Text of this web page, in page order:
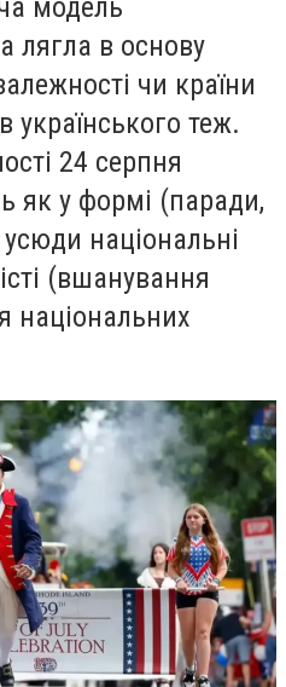
лягла в основу
чи країни
українського теж.
24 серпня
як у формі (паради,
національні
(вшанування
національних